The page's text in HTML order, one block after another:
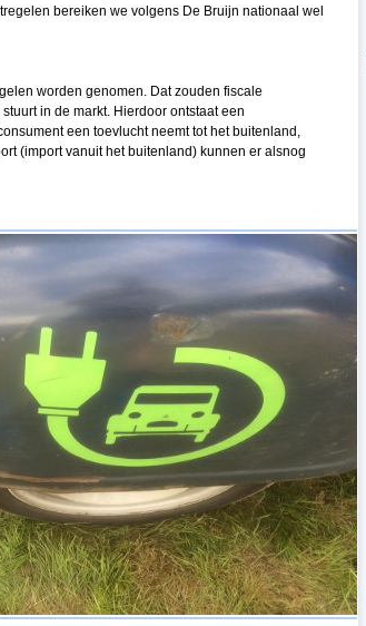
bereiken we volgens De Bruijn nationaal wel
worden genomen. Dat zouden fiscale
in de markt. Hierdoor ontstaat een
een toevlucht neemt tot het buitenland,
(import vanuit het buitenland) kunnen er alsnog